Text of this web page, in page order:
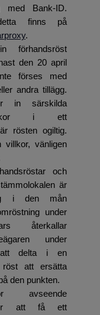
med Bank-ID.
finns på
.
förhandsröst
den 20 april
förses med
andra tillägg.
in särskilda
i ett
rösten ogiltig.
villkor, vänligen
och
är
i den mån
under
återkallar
under
att delta i en
röst att ersätta
den punkten.
avseende
för att få ett